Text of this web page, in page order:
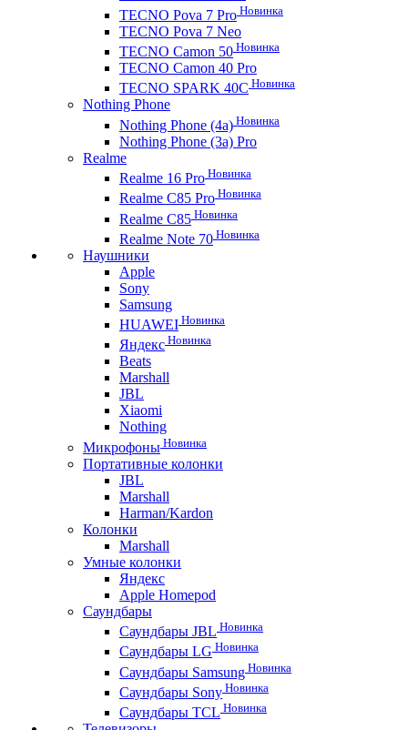
TECNO Pova 7 Pro Новинка
TECNO Pova 7 Neo
TECNO Camon 50 Новинка
TECNO Camon 40 Pro
TECNO SPARK 40C Новинка
Nothing Phone
Nothing Phone (4a) Новинка
Nothing Phone (3a) Pro
Realme
Realme 16 Pro Новинка
Realme C85 Pro Новинка
Realme C85 Новинка
Realme Note 70 Новинка
Наушники
Apple
Sony
Samsung
HUAWEI Новинка
Яндекс Новинка
Beats
Marshall
JBL
Xiaomi
Nothing
Микрофоны Новинка
Портативные колонки
JBL
Marshall
Harman/Kardon
Колонки
Marshall
Умные колонки
Яндекс
Apple Homepod
Саундбары
Саундбары JBL Новинка
Саундбары LG Новинка
Саундбары Samsung Новинка
Саундбары Sony Новинка
Саундбары TCL Новинка